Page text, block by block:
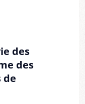
des
des
de